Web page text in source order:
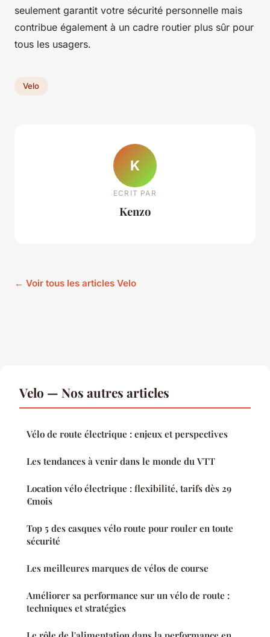
seulement garantit votre sécurité personnelle mais
contribue également à un cadre routier plus sûr pour
tous les usagers.
Velo
K
ECRIT PAR
Kenzo
← Voir tous les articles Velo
Velo — Nos autres articles
Vélo de route électrique : enjeux et perspectives
Les tendances à venir dans le monde du VTT
Location vélo électrique : flexibilité, tarifs dès 29
€mois
Top 5 des casques vélo route pour rouler en toute
sécurité
Les meilleures marques de vélos de course
Améliorer sa performance sur un vélo de route :
techniques et stratégies